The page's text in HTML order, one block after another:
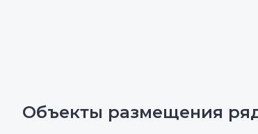
Объекты размещения